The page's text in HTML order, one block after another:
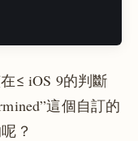
≤ iOS 9的判斷
這個自訂的
？